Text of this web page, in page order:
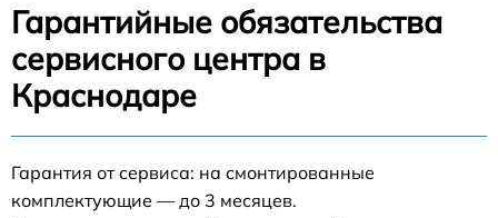
Гарантийные обязательства
сервисного центра в
Краснодаре
Гарантия от сервиса: на смонтированные
комплектующие — до 3 месяцев.